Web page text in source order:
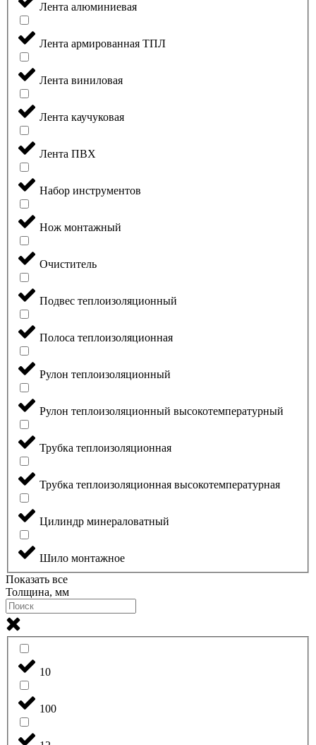
Лента алюминиевая
Лента армированная ТПЛ
Лента виниловая
Лента каучуковая
Лента ПВХ
Набор инструментов
Нож монтажный
Очиститель
Подвес теплоизоляционный
Полоса теплоизоляционная
Рулон теплоизоляционный
Рулон теплоизоляционный высокотемпературный
Трубка теплоизоляционная
Трубка теплоизоляционная высокотемпературная
Цилиндр минераловатный
Шило монтажное
Показать все
Толщина, мм
10
100